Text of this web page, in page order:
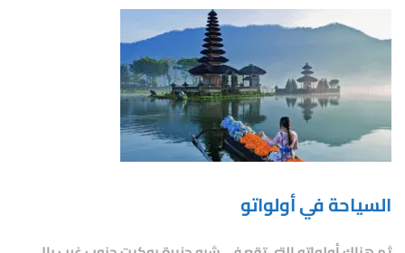
السياحة في أولواتو